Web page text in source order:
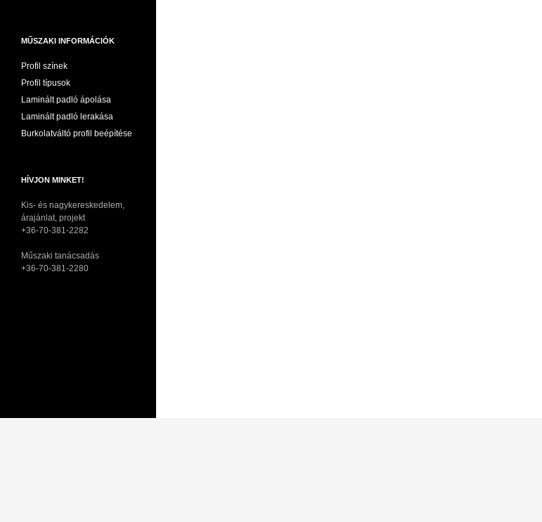
MŰSZAKI INFORMÁCIÓK
Profil színek
Profil típusok
Laminált padló ápolása
Laminált padló lerakása
Burkolatváltó profil beépítése
HÍVJON MINKET!
Kis- és nagykereskedelem,
árajánlat, projekt
+36-70-381-2282
Műszaki tanácsadás
+36-70-381-2280